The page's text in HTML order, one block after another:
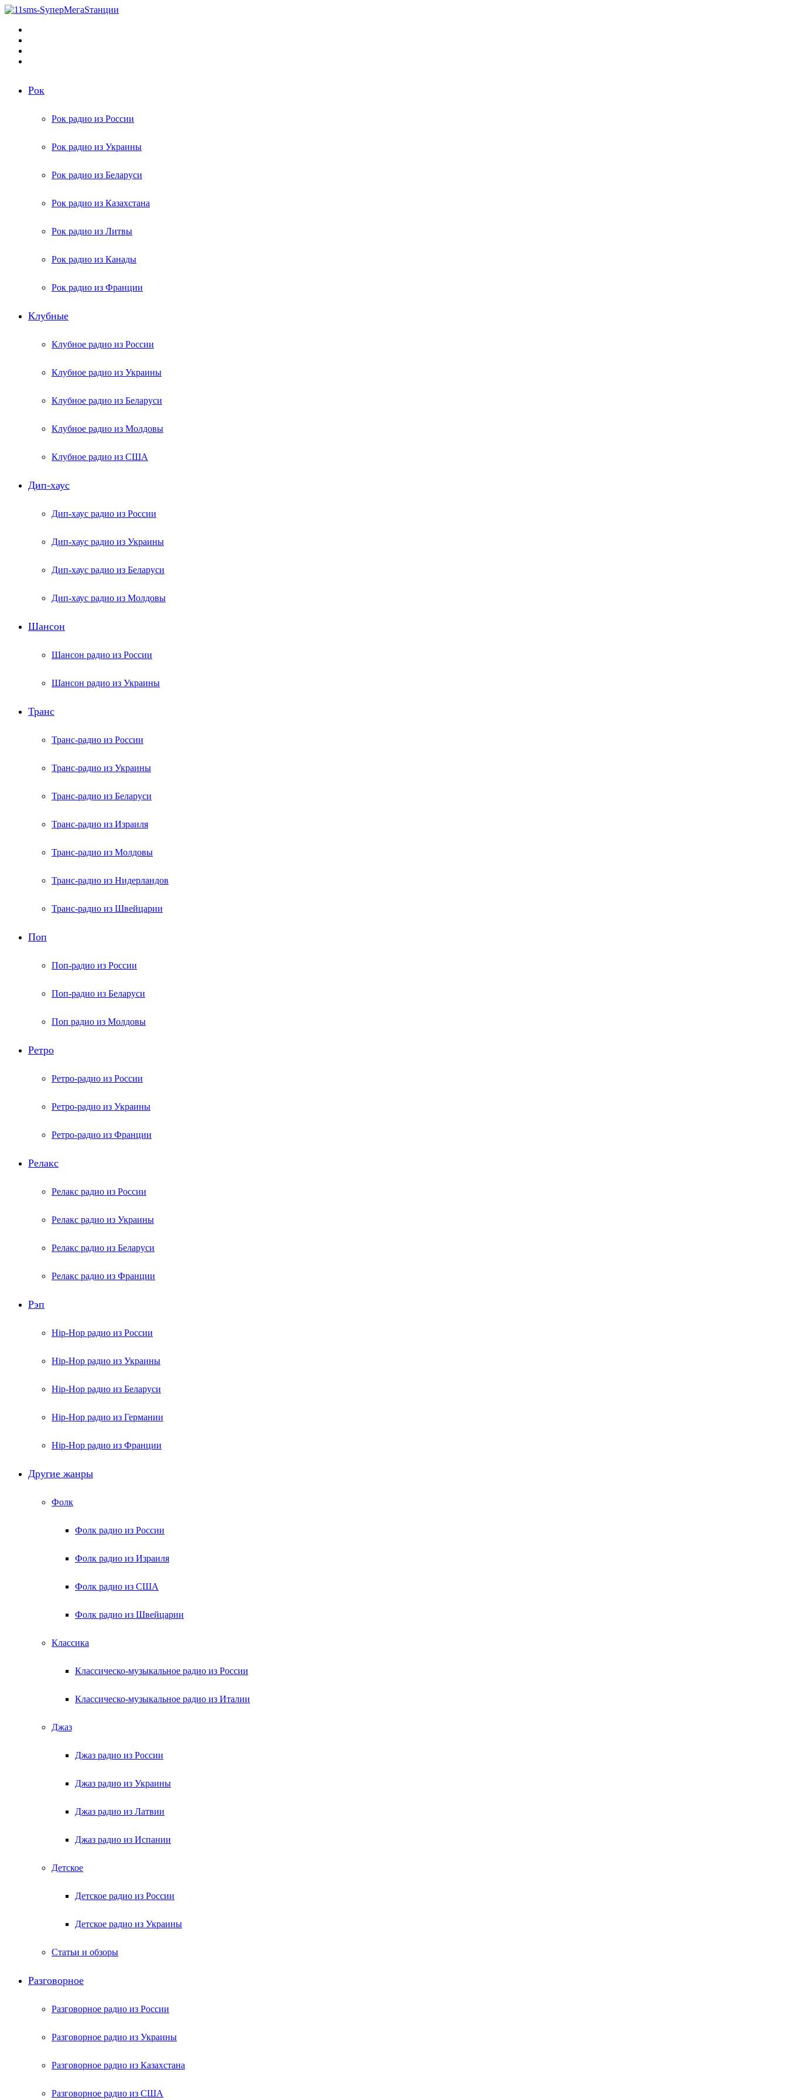
Рок
Рок радио из России
Рок радио из Украины
Рок радио из Беларуси
Рок радио из Казахстана
Рок радио из Литвы
Рок радио из Канады
Рок радио из Франции
Клубные
Клубное радио из России
Клубное радио из Украины
Клубное радио из Беларуси
Клубное радио из Молдовы
Клубное радио из США
Дип-хаус
Дип-хаус радио из России
Дип-хаус радио из Украины
Дип-хаус радио из Беларуси
Дип-хаус радио из Молдовы
Шансон
Шансон радио из России
Шансон радио из Украины
Транс
Транс-радио из России
Транс-радио из Украины
Транс-радио из Беларуси
Транс-радио из Израиля
Транс-радио из Молдовы
Транс-радио из Нидерландов
Транс-радио из Швейцарии
Поп
Поп-радио из России
Поп-радио из Беларуси
Поп радио из Молдовы
Ретро
Ретро-радио из России
Ретро-радио из Украины
Ретро-радио из Франции
Релакс
Релакс радио из России
Релакс радио из Украины
Релакс радио из Беларуси
Релакс радио из Франции
Рэп
Hip-Hop радио из России
Hip-Hop радио из Украины
Hip-Hop радио из Беларуси
Hip-Hop радио из Германии
Hip-Hop радио из Франции
Другие жанры
Фолк
Фолк радио из России
Фолк радио из Израиля
Фолк радио из США
Фолк радио из Швейцарии
Классика
Классическо-музыкальное радио из России
Классическо-музыкальное радио из Италии
Джаз
Джаз радио из России
Джаз радио из Украины
Джаз радио из Латвии
Джаз радио из Испании
Детское
Детское радио из России
Детское радио из Украины
Статьи и обзоры
Разговорное
Разговорное радио из России
Разговорное радио из Украины
Разговорное радио из Казахстана
Разговорное радио из США